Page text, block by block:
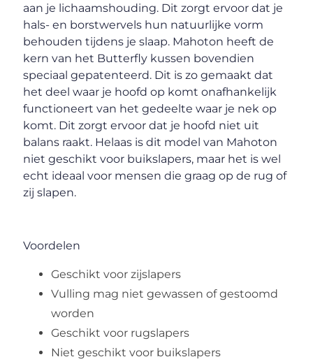
aan je lichaamshouding. Dit zorgt ervoor dat je
hals- en borstwervels hun natuurlijke vorm
behouden tijdens je slaap. Mahoton heeft de
kern van het Butterfly kussen bovendien
speciaal gepatenteerd. Dit is zo gemaakt dat
het deel waar je hoofd op komt onafhankelijk
functioneert van het gedeelte waar je nek op
komt. Dit zorgt ervoor dat je hoofd niet uit
balans raakt. Helaas is dit model van Mahoton
niet geschikt voor buikslapers, maar het is wel
echt ideaal voor mensen die graag op de rug of
zij slapen.
Voordelen
Geschikt voor zijslapers
Vulling mag niet gewassen of gestoomd
worden
Geschikt voor rugslapers
Niet geschikt voor buikslapers